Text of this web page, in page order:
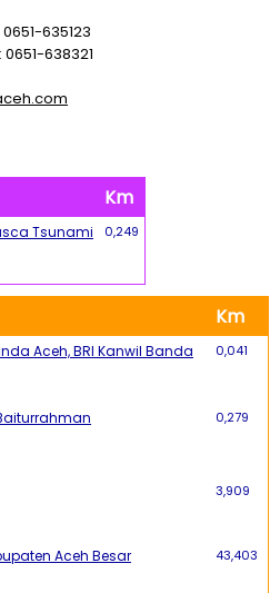
0651-635123
0651-638321
Km
Tsunami 0,249
Km
Aceh, BRI Kanwil Banda
0,041
0,279
3,909
Aceh Besar 43,403